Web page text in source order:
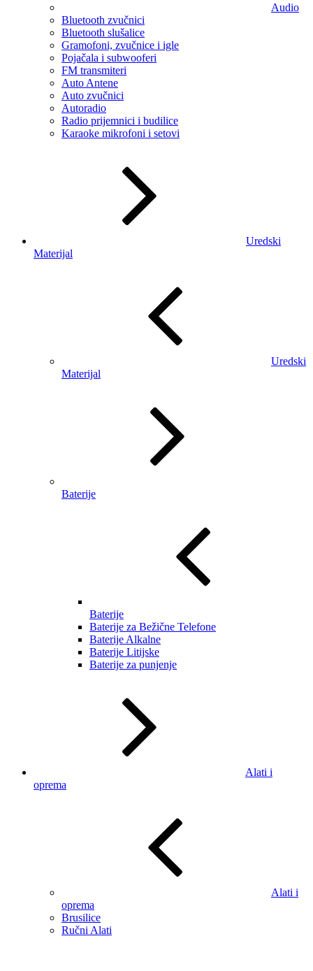
Audio
Bluetooth zvučnici
Bluetooth slušalice
Gramofoni, zvučnice i igle
Pojačala i subwooferi
FM transmiteri
Auto Antene
Auto zvučnici
Autoradio
Radio prijemnici i budilice
Karaoke mikrofoni i setovi
Uredski
Materijal
Uredski
Materijal
Baterije
Baterije
Baterije za Bežične Telefone
Baterije Alkalne
Baterije Litijske
Baterije za punjenje
Alati i
oprema
Alati i
oprema
Brusilice
Ručni Alati